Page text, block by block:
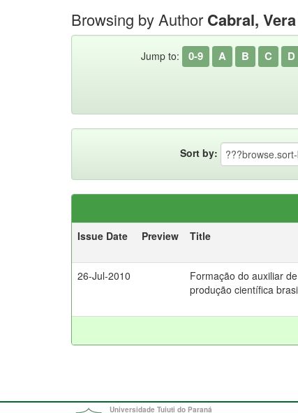
Browsing by Author Cabral,
Jump to: 0-9 A B C D
Sort by:
Issue Date
Preview Title
26-Jul-2010
Formação do auxiliar
produção científica
Universidade Tuiuti do Paraná